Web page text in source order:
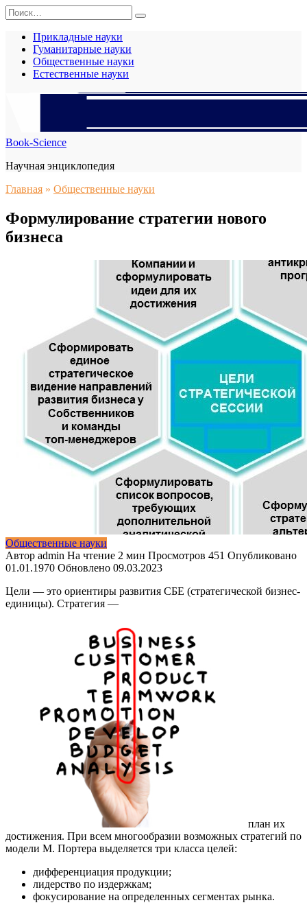
Перейти
к
содержанию
Search
for:
Прикладные науки
Гуманитарные науки
Общественные науки
Естественные науки
Book-Science
Научная энциклопедия
Главная » Общественные науки
Формулирование стратегии нового
бизнеса
Общественные науки
Автор admin На чтение 2 мин Просмотров 451 Опубликовано
01.01.1970 Обновлено 09.03.2023
Цели — это ориентиры развития СБЕ (стратегической бизнес-
единицы). Стратегия —
план их
достижения. При всем многообразии возможных стратегий по
модели М. Портера выделяется три класса целей:
дифференциация продукции;
лидерство по издержкам;
фокусирование на определенных сегментах рынка.